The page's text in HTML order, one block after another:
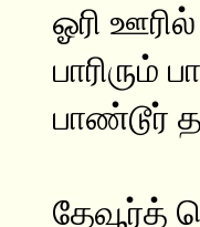
ஓரி
பாரிரும்
பாண்டூர்
தேவூர்த்